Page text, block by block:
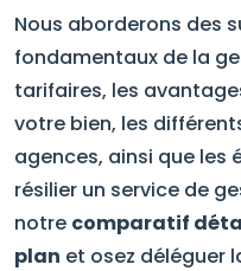
Nous aborderons des
fondamentaux de la
tarifaires, les
votre bien, les
agences, ainsi que les
résilier un service de
notre comparatif
plan et osez déléguer